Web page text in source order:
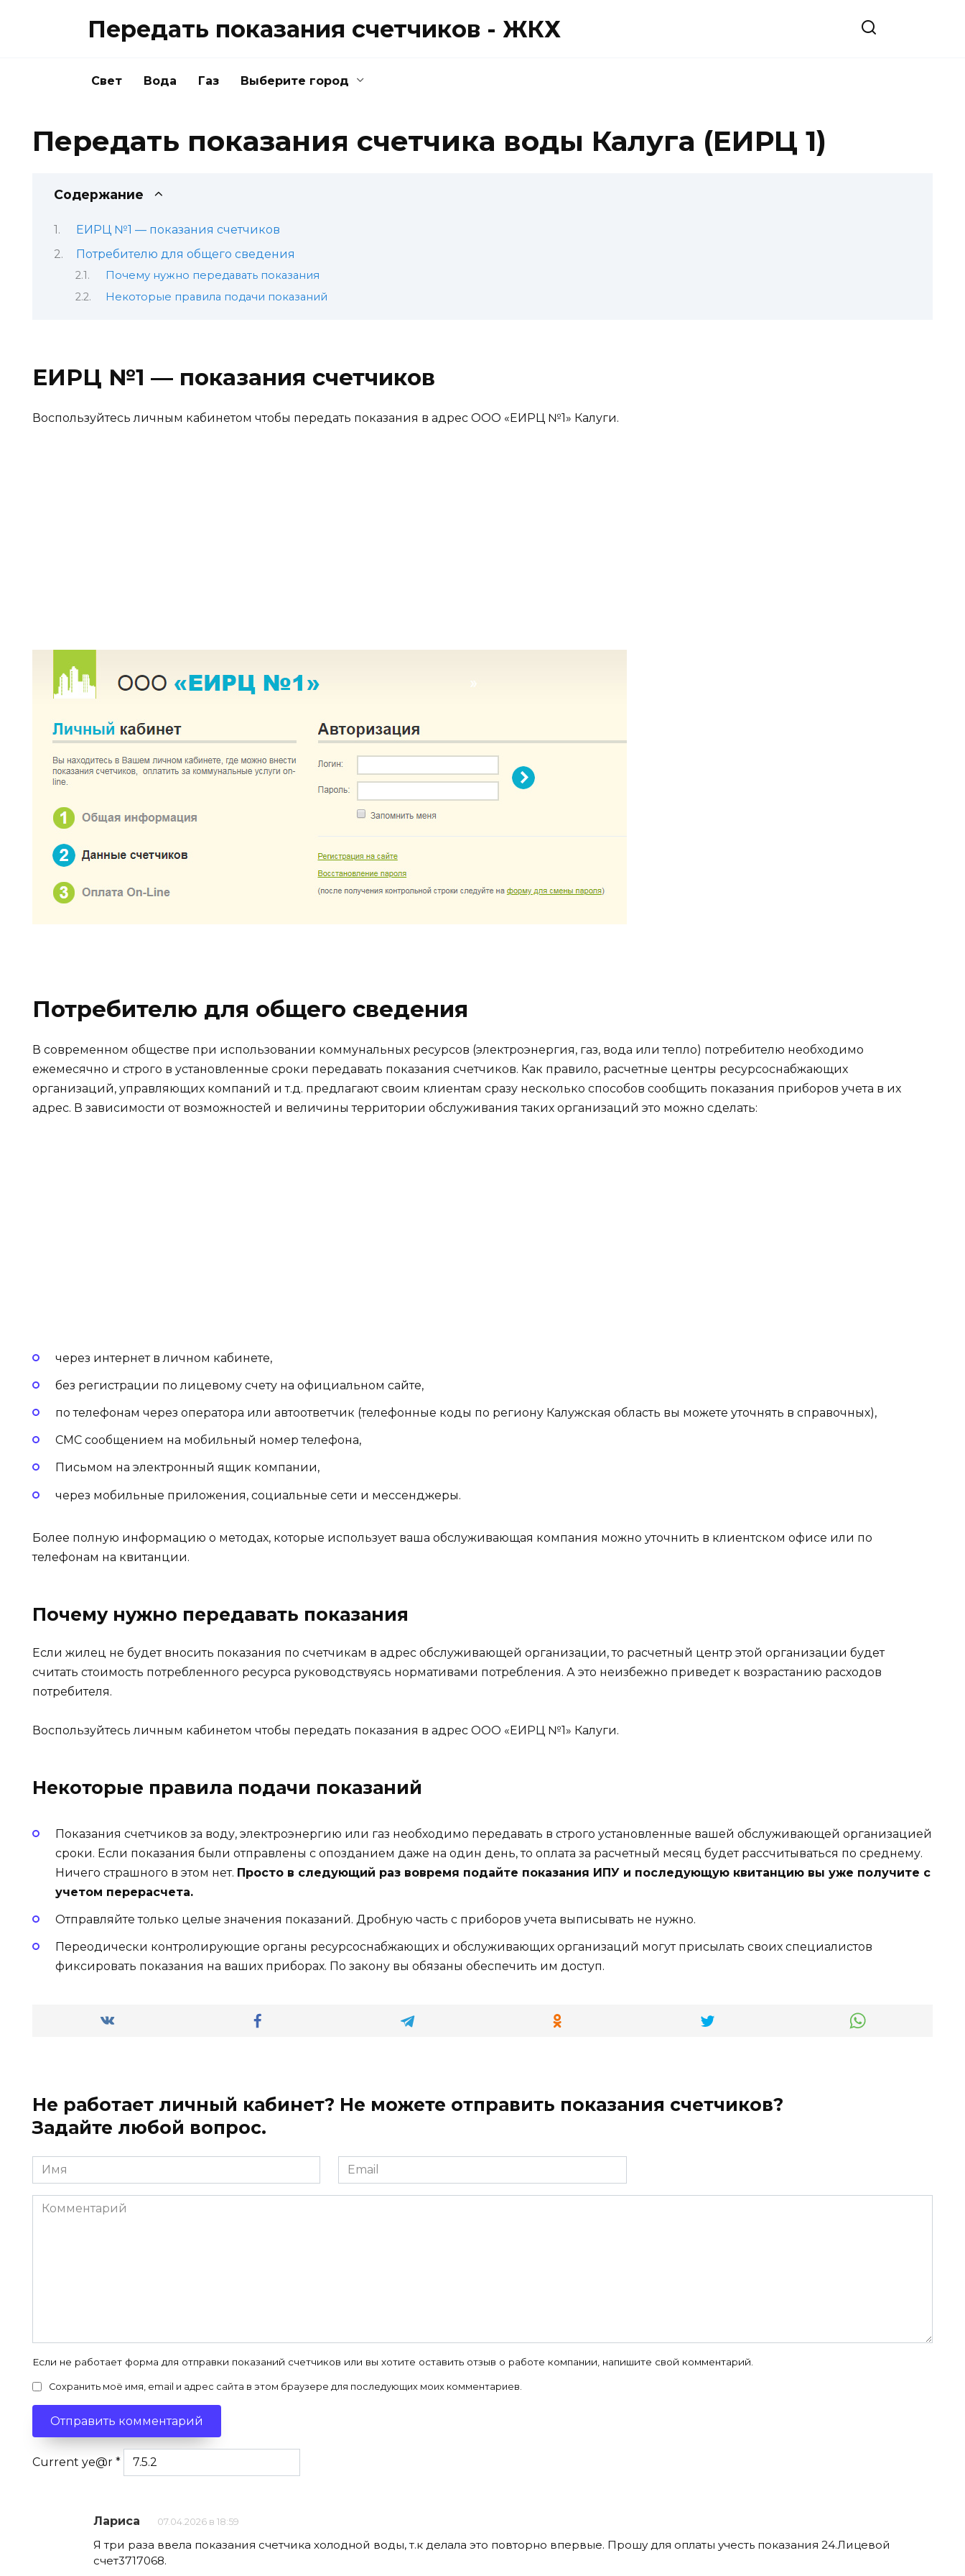
Передать показания счетчиков - ЖКХ
Свет Вода Газ Выберите город
Передать показания счетчика воды Калуга (ЕИРЦ 1)
Содержание
ЕИРЦ №1 — показания счетчиков
Потребителю для общего сведения
Почему нужно передавать показания
Некоторые правила подачи показаний
ЕИРЦ №1 — показания счетчиков
Воспользуйтесь личным кабинетом чтобы передать показания в адрес ООО «ЕИРЦ №1» Калуги.
Потребителю для общего сведения
В современном обществе при использовании коммунальных ресурсов (электроэнергия, газ, вода или тепло) потребителю необходимо
ежемесячно и строго в установленные сроки передавать показания счетчиков. Как правило, расчетные центры ресурсоснабжающих
организаций, управляющих компаний и т.д. предлагают своим клиентам сразу несколько способов сообщить показания приборов учета в их
адрес. В зависимости от возможностей и величины территории обслуживания таких организаций это можно сделать:
через интернет в личном кабинете,
без регистрации по лицевому счету на официальном сайте,
по телефонам через оператора или автоответчик (телефонные коды по региону Калужская область вы можете уточнять в справочных),
СМС сообщением на мобильный номер телефона,
Письмом на электронный ящик компании,
через мобильные приложения, социальные сети и мессенджеры.
Более полную информацию о методах, которые использует ваша обслуживающая компания можно уточнить в клиентском офисе или по
телефонам на квитанции.
Почему нужно передавать показания
Если жилец не будет вносить показания по счетчикам в адрес обслуживающей организации, то расчетный центр этой организации будет
считать стоимость потребленного ресурса руководствуясь нормативами потребления. А это неизбежно приведет к возрастанию расходов
потребителя.
Воспользуйтесь личным кабинетом чтобы передать показания в адрес ООО «ЕИРЦ №1» Калуги.
Некоторые правила подачи показаний
Показания счетчиков за воду, электроэнергию или газ необходимо передавать в строго установленные вашей обслуживающей организацией
сроки. Если показания были отправлены с опозданием даже на один день, то оплата за расчетный месяц будет рассчитываться по среднему.
Ничего страшного в этом нет. Просто в следующий раз вовремя подайте показания ИПУ и последующую квитанцию вы уже получите с
учетом перерасчета.
Отправляйте только целые значения показаний. Дробную часть с приборов учета выписывать не нужно.
Переодически контролирующие органы ресурсоснабжающих и обслуживающих организаций могут присылать своих специалистов
фиксировать показания на ваших приборах. По закону вы обязаны обеспечить им доступ.
Не работает личный кабинет? Не можете отправить показания счетчиков?
Задайте любой вопрос.
Имя
*
Email
*
Комментарий
Если не работает форма для отправки показаний счетчиков или вы хотите оставить отзыв о работе компании, напишите свой комментарий.
Сохранить моё имя, email и адрес сайта в этом браузере для последующих моих комментариев.
Current ye@r *
Лариса 07.04.2026 в 18:59
Я три раза ввела показания счетчика холодной воды, т.к делала это повторно впервые. Прошу для оплаты учесть показания 24.Лицевой
счет3717068.